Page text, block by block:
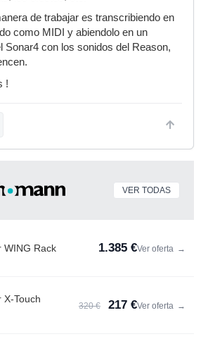
de trabajar es transcribiendo en
como MIDI y abiendolo en un
Sonar4 con los sonidos del Reason,
!
VER TODAS
WING Rack 1.385 €Ver oferta →
X-Touch
320 € 217 €Ver oferta →